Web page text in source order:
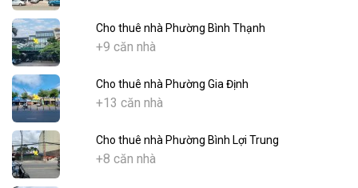
Cho thuê nhà Phường Bình Thạnh
+9 căn nhà
Cho thuê nhà Phường Gia Định
+13 căn nhà
Cho thuê nhà Phường Bình Lợi Trung
+8 căn nhà